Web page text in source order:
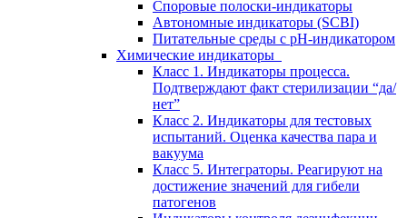
Споровые полоски-индикаторы
Автономные индикаторы (SCBI)
Питательные среды с рН-индикатором
Химические индикаторы
Класс 1. Индикаторы процесса.
Подтверждают факт стерилизации “да/
нет”
Класс 2. Индикаторы для тестовых
испытаний. Оценка качества пара и
вакуума
Класс 5. Интеграторы. Реагируют на
достижение значений для гибели
патогенов